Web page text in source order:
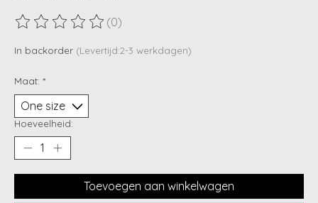
De beoordeling van dit product is
(0)
In backorder (Levertijd:2-3 werkdagen)
Maat: *
Hoeveelheid:
Toevoegen aan winkelwagen